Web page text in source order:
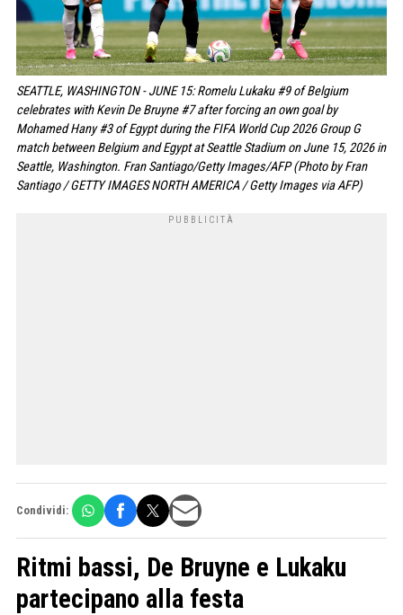
SEATTLE, WASHINGTON - JUNE 15: Romelu Lukaku #9 of Belgium
celebrates with Kevin De Bruyne #7 after forcing an own goal by
Mohamed Hany #3 of Egypt during the FIFA World Cup 2026 Group G
match between Belgium and Egypt at Seattle Stadium on June 15, 2026 in
Seattle, Washington. Fran Santiago/Getty Images/AFP (Photo by Fran
Santiago / GETTY IMAGES NORTH AMERICA / Getty Images via AFP)
Condividi:
Ritmi bassi, De Bruyne e Lukaku
partecipano alla festa